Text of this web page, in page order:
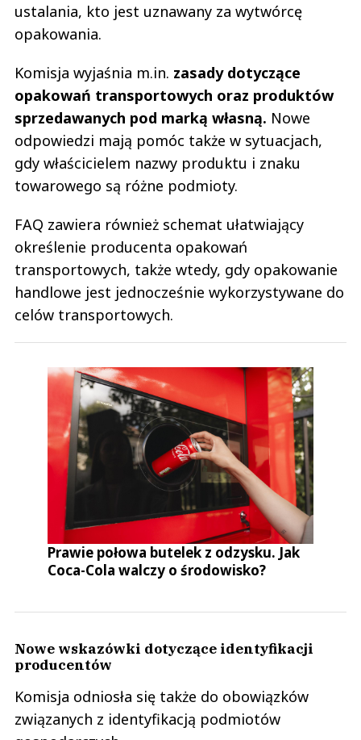
ustalania, kto jest uznawany za wytwórcę
opakowania.
Komisja wyjaśnia m.in. zasady dotyczące
opakowań transportowych oraz produktów
sprzedawanych pod marką własną. Nowe
odpowiedzi mają pomóc także w sytuacjach,
gdy właścicielem nazwy produktu i znaku
towarowego są różne podmioty.
FAQ zawiera również schemat ułatwiający
określenie producenta opakowań
transportowych, także wtedy, gdy opakowanie
handlowe jest jednocześnie wykorzystywane do
celów transportowych.
Prawie połowa butelek z odzysku. Jak
Coca-Cola walczy o środowisko?
Nowe wskazówki dotyczące identyfikacji
producentów
Komisja odniosła się także do obowiązków
związanych z identyfikacją podmiotów